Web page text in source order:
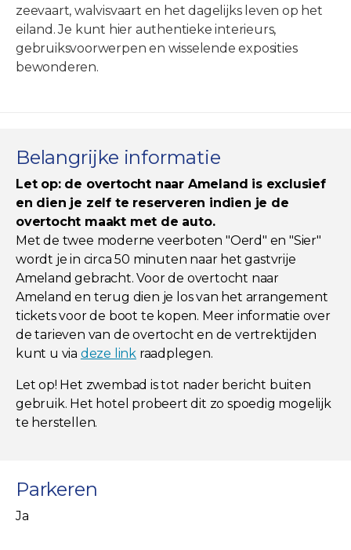
zeevaart, walvisvaart en het dagelijks leven op het
eiland. Je kunt hier authentieke interieurs,
gebruiksvoorwerpen en wisselende exposities
bewonderen.
Belangrijke informatie
Let op: de overtocht naar Ameland is exclusief
en dien je zelf te reserveren indien je de
overtocht maakt met de auto.
Met de twee moderne veerboten "Oerd" en "Sier"
wordt je in circa 50 minuten naar het gastvrije
Ameland gebracht. Voor de overtocht naar
Ameland en terug dien je los van het arrangement
tickets voor de boot te kopen. Meer informatie over
de tarieven van de overtocht en de vertrektijden
kunt u via deze link raadplegen.
Let op! Het zwembad is tot nader bericht buiten
gebruik. Het hotel probeert dit zo spoedig mogelijk
te herstellen.
Parkeren
Ja